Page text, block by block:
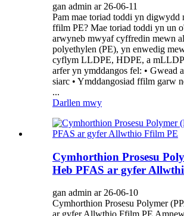
gan admin ar 26-06-11
Pam mae toriad toddi yn digwydd
ffilm PE? Mae toriad toddi yn un
arwyneb mwyaf cyffredin mewn
polyethylen (PE), yn enwedig
cyflym LLDPE, HDPE, a
arfer yn ymddangos fel: • Gwead
siarc • Ymddangosiad ffilm garw
...
Darllen mwy
Cymhorthion Prosesu
Heb PFAS ar gyfer
gan admin ar 26-06-10
Cymhorthion Prosesu Polymer